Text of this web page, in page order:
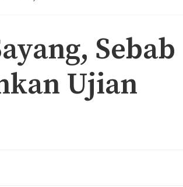
Sebab
Ujian